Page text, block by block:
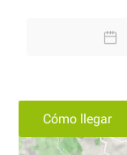
Cómo llegar